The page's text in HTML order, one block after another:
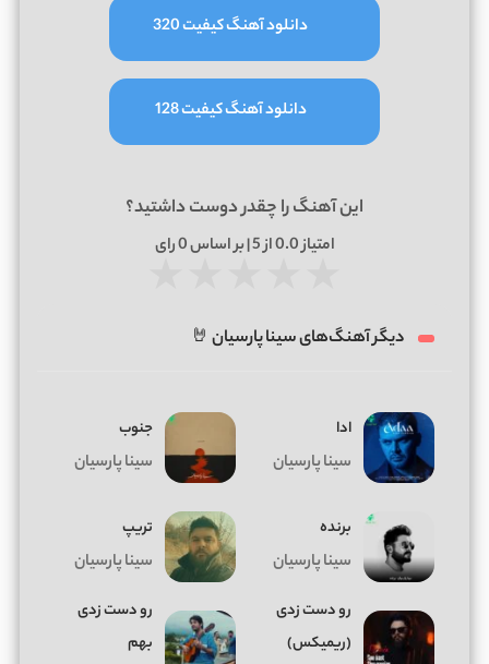
دانلود آهنگ کیفیت 320
دانلود آهنگ کیفیت 128
این آهنگ را چقدر دوست داشتید؟
امتیاز0.0از 5 | بر اساس 0رای
دیگر آهنگ‌های سینا پارسیان 🤘
ادا
سینا پارسیان
جنوب
سینا پارسیان
برنده
سینا پارسیان
تریپ
سینا پارسیان
رو دست زدی
(ریمیکس)
رو دست زدی
بهم